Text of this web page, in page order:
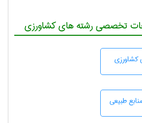
تخصصی رشته های کشاورزی
كشاورزی
طبيعی